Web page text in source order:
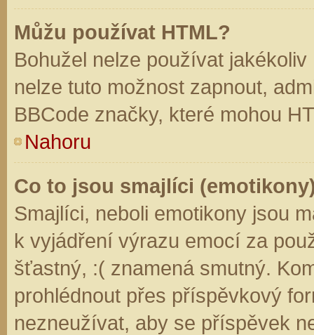
Můžu používat HTML?
Bohužel nelze používat
nelze tuto možnost zapnout,
BBCode značky, které mohou
Nahoru
Co to jsou smajlíci
Smajlíci, neboli emotikony jsou
k vyjádření výrazu emocí za
šťastný, :( znamená smutný.
prohlédnout přes příspěvkový
nezneužívat, aby se příspěvek